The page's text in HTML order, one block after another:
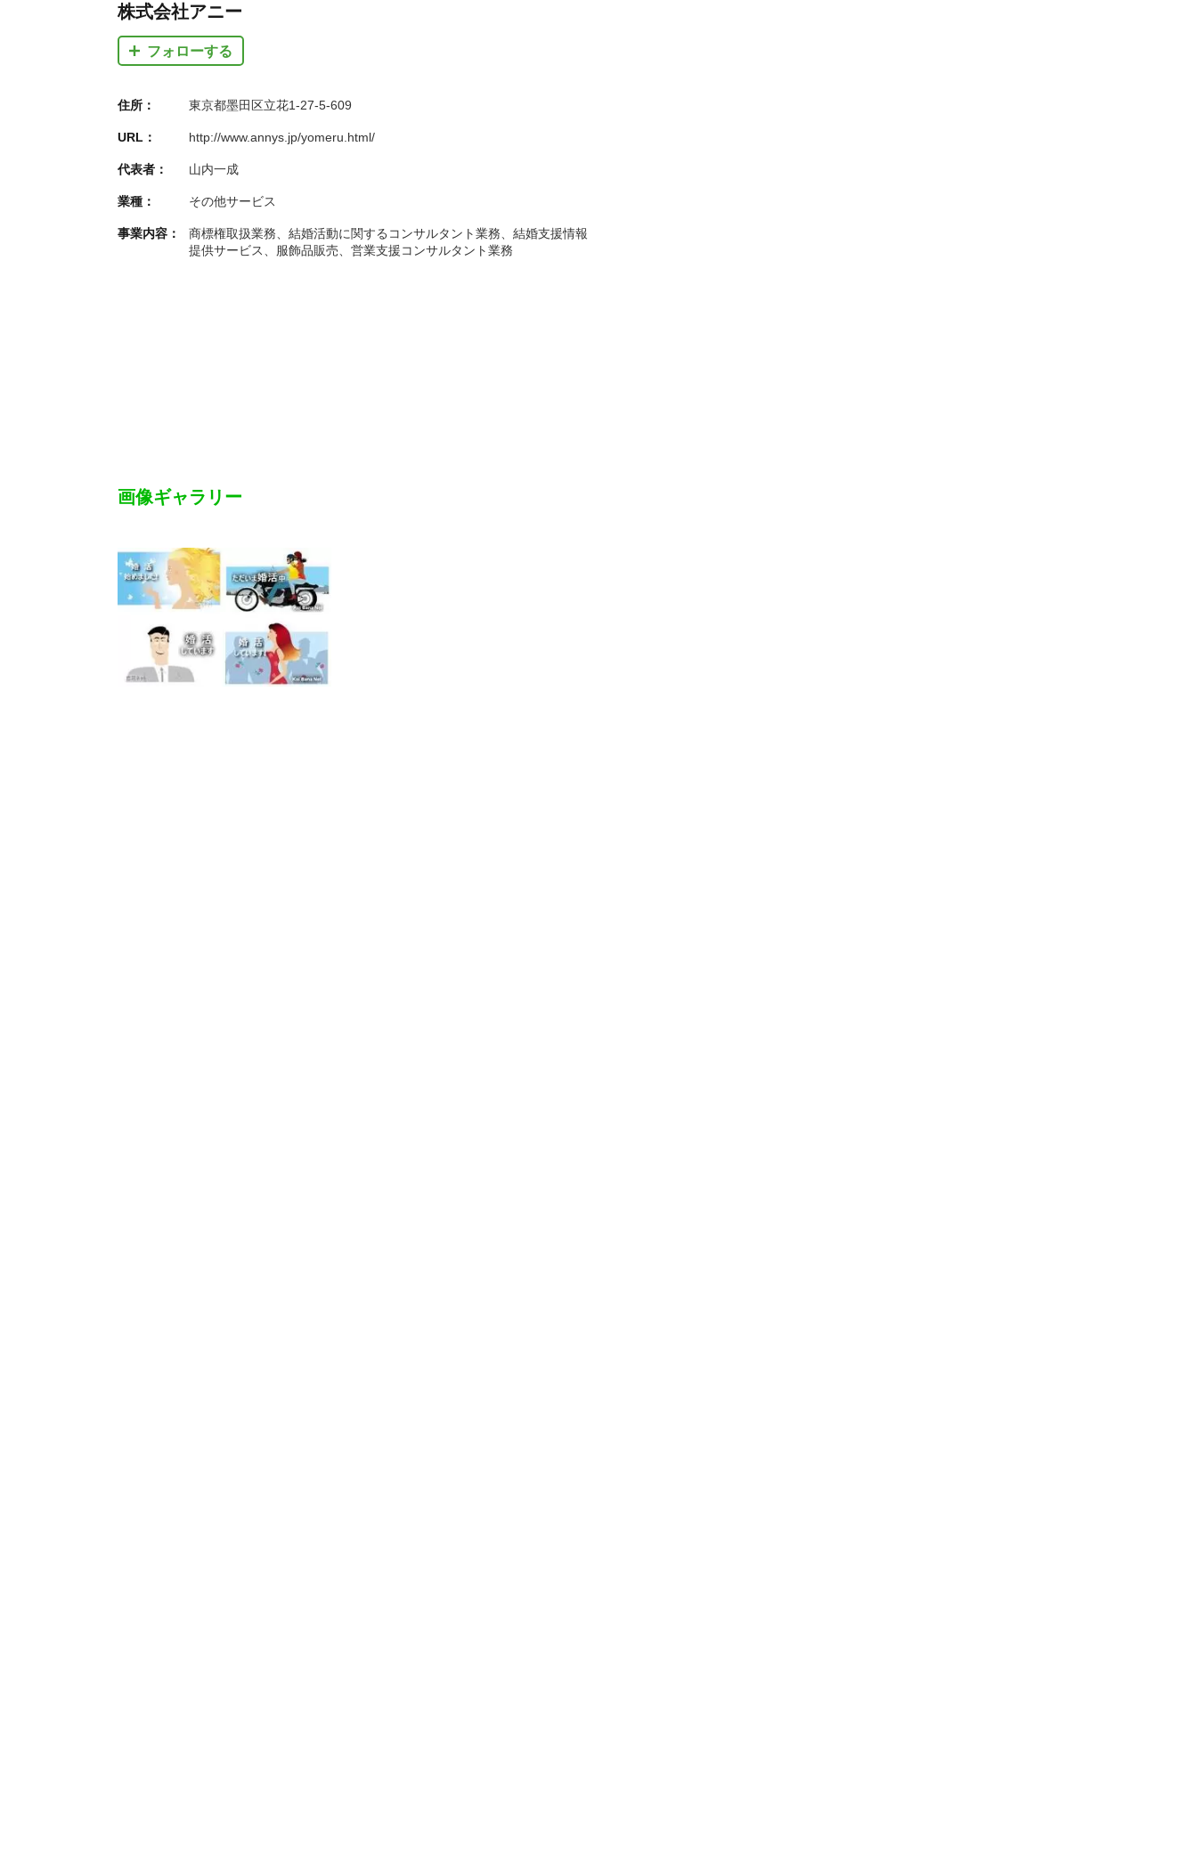
株式会社アニー
フォローする
住所： 東京都墨田区立花1-27-5-609
URL： http://www.annys.jp/yomeru.html/
代表者： 山内一成
業種： その他サービス
事業内容：
商標権取扱業務、結婚活動に関するコンサルタント業務、結婚支援情報
提供サービス、服飾品販売、営業支援コンサルタント業務
画像ギャラリー